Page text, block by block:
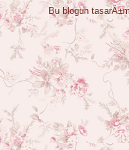
Bu blogun